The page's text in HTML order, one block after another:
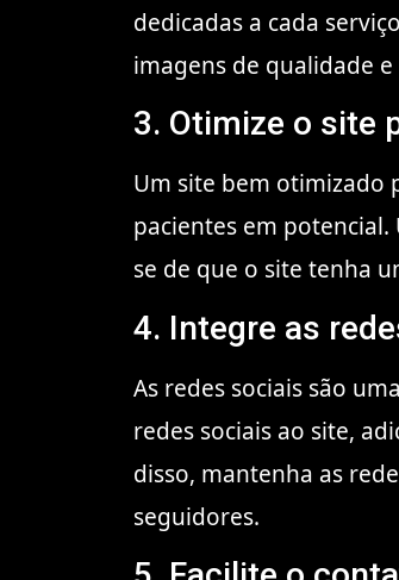
dedicadas a cada
imagens de qualidade
3. Otimize o site
Um site bem otimizado
pacientes em
se de que o site tenha
4. Integre as
As redes sociais são
redes sociais ao site,
disso, mantenha as
seguidores.